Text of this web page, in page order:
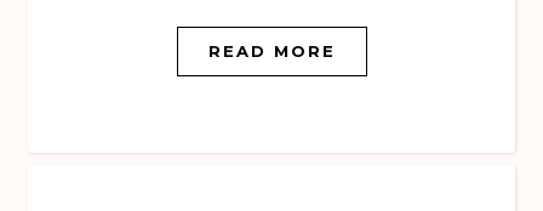
READ MORE